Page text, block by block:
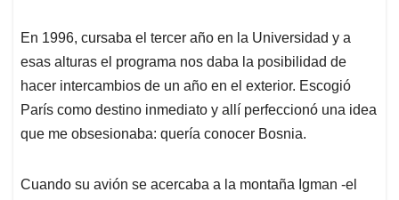
En 1996, cursaba el tercer año en la Universidad y a
esas alturas el programa nos daba la posibilidad de
hacer intercambios de un año en el exterior. Escogió
París como destino inmediato y allí perfeccionó una idea
que me obsesionaba: quería conocer Bosnia.
Cuando su avión se acercaba a la montaña Igman -el